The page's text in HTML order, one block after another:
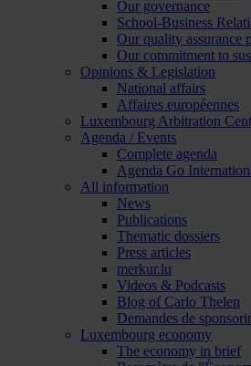
Our governance
School-Business
Our quality assurance
Our commitment to
Opinions & Legislation
National affairs
Affaires européennes
Luxembourg Arbitration
Agenda / Events
Complete agenda
Agenda Go
All information
News
Publications
Thematic dossiers
Press articles
merkur.lu
Videos & Podcasts
Blog of Carlo Thelen
Demandes de
Luxembourg economy
The economy in brief